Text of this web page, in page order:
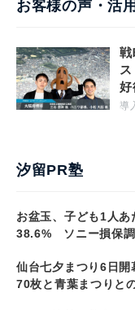
お客様の声・活
戦
好
導
汐留PR塾
お盆玉、子ども1人
38.6% ソニー損保
仙台七夕まつり6日
70枚と青葉まつりと